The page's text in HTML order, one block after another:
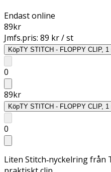
Endast online
89kr
Jmfs.pris: 89 kr / st
KöpTY STITCH - FLOPPY CLIP, 1
0
89kr
KöpTY STITCH - FLOPPY CLIP, 1
0
Liten Stitch‑nyckelring från